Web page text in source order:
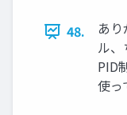
48.
あ
ル
PID
使っ